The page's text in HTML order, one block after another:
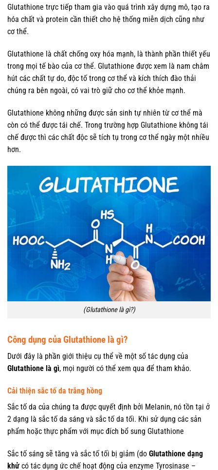
Glutathione trực tiếp tham gia vào quá trình xây dựng mô, tạo ra
hóa chất và protein cần thiết cho hệ thống miễn dịch cũng như
cơ thể.
Glutathione là chất chống oxy hóa mạnh, là thành phần thiết yếu
trong mọi tế bào của cơ thể. Glutathione được xem là nam châm
hút các chất tự do, độc tố trong cơ thể và kích thích đào thải
chúng ra bên ngoài, có vai trò giữ cho cơ thể khỏe mạnh.
Glutathione không những được sản sinh tự nhiên từ cơ thể mà
còn có thể được tái chế. Trong trường hợp Glutathione không tái
chế được thì các chất độc sẽ tích tụ trong cơ thể ngày một nhiều
hơn.
(Glutathione là gì?)
Công dụng của Glutathione là gì?
Dưới đây là phần giới thiệu cụ thể về một số tác dụng của
Glutathione là gì, mọi người có thể xem qua để tham khảo.
Cải thiện sắc tố da trắng hồng
Sắc tố da của chúng ta được quyết định bởi Melanin, nó tồn tại ở
2 dạng là sắc tố da sáng và sắc tố da tối. Khi sử dụng các sản
phẩm hoặc thực phẩm với mục đích bổ sung Glutathione
Sắc tố sáng sẽ tăng và sắc tố tối bị giảm (do Glutathione dạng
khử có tác dụng ức chế hoạt động của enzyme Tyrosinase –